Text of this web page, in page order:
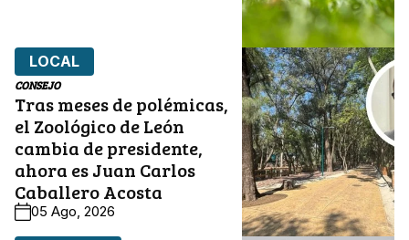
LOCAL
CONSEJO
Tras meses de polémicas,
el Zoológico de León
cambia de presidente,
ahora es Juan Carlos
Caballero Acosta
05 Ago, 2026